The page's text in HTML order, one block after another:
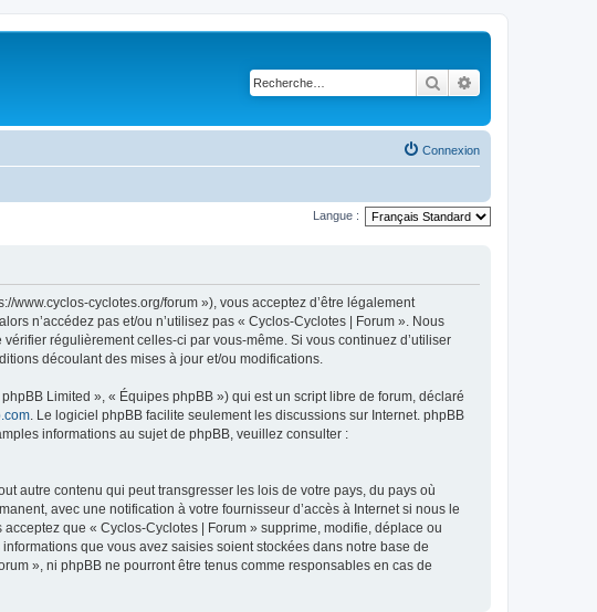
Rechercher
Connexion
Langue :
www.cyclos-cyclotes.org/forum »), vous acceptez d’être légalement
n’accédez pas et/ou n’utilisez pas « Cyclos-Cyclotes | Forum ». Nous
régulièrement celles-ci par vous-même. Si vous continuez d’utiliser
découlant des mises à jour et/ou modifications.
Limited », « Équipes phpBB ») qui est un script libre de forum, déclaré
. Le logiciel phpBB facilite seulement les discussions sur Internet. phpBB
informations au sujet de phpBB, veuillez consulter :
autre contenu qui peut transgresser les lois de votre pays, du pays où
avec une notification à votre fournisseur d’accès à Internet si nous le
que « Cyclos-Cyclotes | Forum » supprime, modifie, déplace ou
que vous avez saisies soient stockées dans notre base de
», ni phpBB ne pourront être tenus comme responsables en cas de